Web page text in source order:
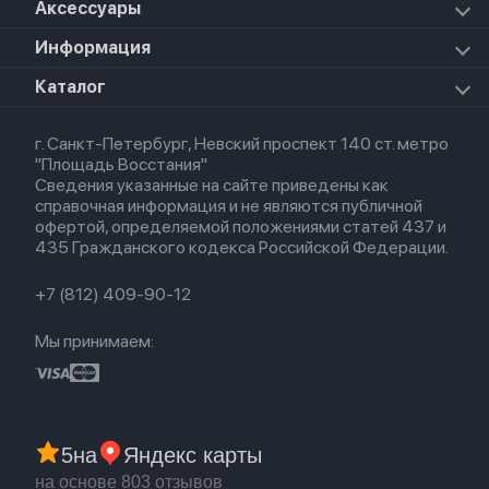
iPad Mini 7 (2024)
iPad Pro 11 M5 (2025)
Apple Watch Ultra
Apple Watch Series 8
Apple Watch SE 2022
Mac Studio
Airpods Pro 3
Airpods Pro
Airpods 3
Airpods (1-е)
EarPods
Apple Vision Pro
Apple TV
HomePod 2
Аксессуары
Для iPhone
Для Macbook
Информация
О магазине
Политика конфиденциальности
Оплата и доставка
Партнерская программа
Гарантия
Обмен и возврат
Бонусы
Каталог
Новые поступления
Популярное
Акции
г. Санкт-Петербург, Невский проспект 140 ст. метро
"Площадь Восстания"
Сведения указанные на сайте приведены как
справочная информация и не являются публичной
офертой, определяемой положениями статей 437 и
435 Гражданского кодекса Российской Федерации.
+7 (812) 409-90-12
Мы принимаем:
5на Яндекс карты
на основе 803 отзывов